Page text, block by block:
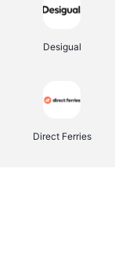
Desigual
Direct Ferries